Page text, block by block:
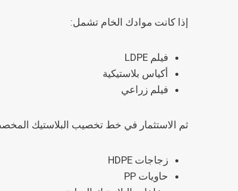
إذا كانت موادك الخام تشمل:
فيلم LDPE
أكياس بلاستيكية
فيلم زراعي
ثم الاستثمار في خط تخصيب البلاستيك
زجاجات HDPE
حاويات PP